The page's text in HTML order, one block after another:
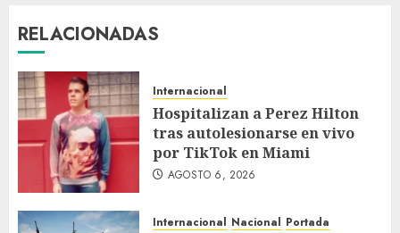
RELACIONADAS
Internacional
Hospitalizan a Perez Hilton
tras autolesionarse en vivo
por TikTok en Miami
AGOSTO 6, 2026
Internacional Nacional Portada